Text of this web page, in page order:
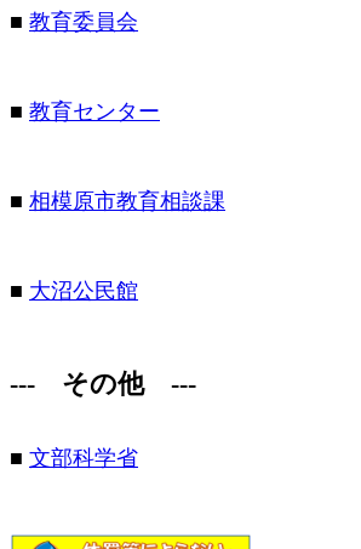
■ 教育委員会
■ 教育センター
■ 相模原市教育相談課
■ 大沼公民館
--- その他 ---
■ 文部科学省